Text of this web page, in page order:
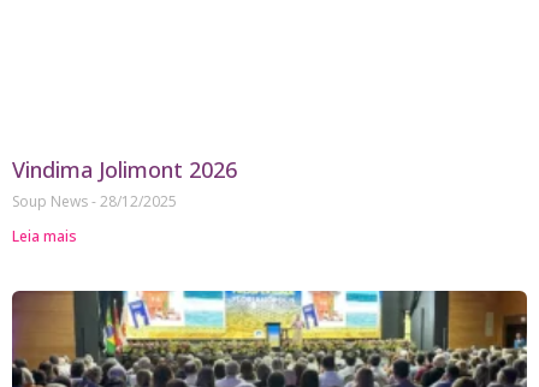
Vindima Jolimont 2026
Soup News 28/12/2025
Leia mais